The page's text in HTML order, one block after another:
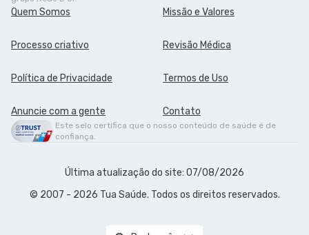
Quem Somos Missão e Valores
Processo criativo Revisão Médica
Política de Privacidade Termos de Uso
Anuncie com a gente Contato
Este selo certifica que o nosso conteúdo de saúde é de
confiança.
Última atualização do site: 07/08/2026
© 2007 - 2026 Tua Saúde. Todos os direitos reservados.